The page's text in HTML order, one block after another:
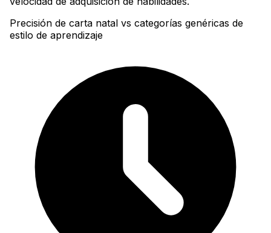
Precisión de carta natal vs categorías genéricas de
estilo de aprendizaje